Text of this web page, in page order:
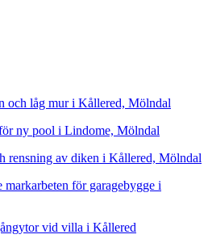
och låg mur i Kållered, Mölndal
ny pool i Lindome, Mölndal
rensning av diken i Kållered, Mölndal
markarbeten för garagebygge i
vid villa i Kållered